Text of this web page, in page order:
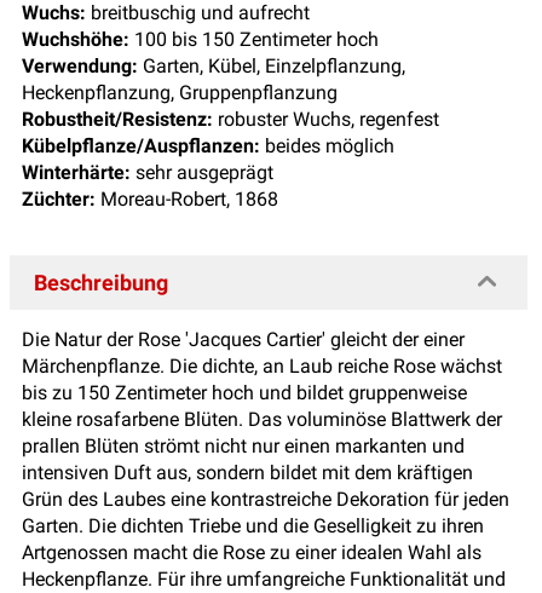
Wuchs: breitbuschig und aufrecht
Wuchshöhe: 100 bis 150 Zentimeter hoch
Verwendung: Garten, Kübel, Einzelpflanzung,
Heckenpflanzung, Gruppenpflanzung
Robustheit/Resistenz: robuster Wuchs, regenfest
Kübelpflanze/Auspflanzen: beides möglich
Winterhärte: sehr ausgeprägt
Züchter: Moreau-Robert, 1868
Beschreibung
Die Natur der Rose 'Jacques Cartier' gleicht der einer
Märchenpflanze. Die dichte, an Laub reiche Rose wächst
bis zu 150 Zentimeter hoch und bildet gruppenweise
kleine rosafarbene Blüten. Das voluminöse Blattwerk der
prallen Blüten strömt nicht nur einen markanten und
intensiven Duft aus, sondern bildet mit dem kräftigen
Grün des Laubes eine kontrastreiche Dekoration für jeden
Garten. Die dichten Triebe und die Geselligkeit zu ihren
Artgenossen macht die Rose zu einer idealen Wahl als
Heckenpflanze. Für ihre umfangreiche Funktionalität und